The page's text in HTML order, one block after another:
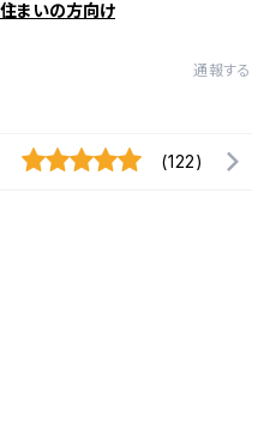
まいの方向け
通報する
(122)